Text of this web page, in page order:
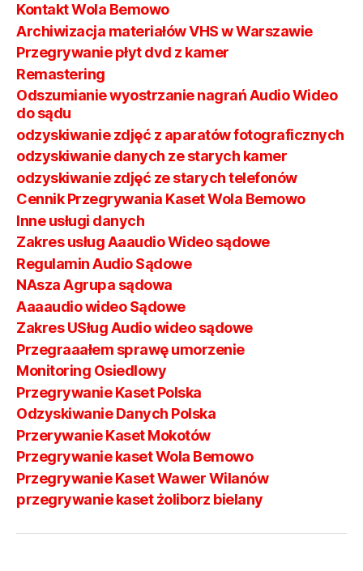
Kontakt Wola Bemowo
Archiwizacja materiałów VHS w Warszawie
Przegrywanie płyt dvd z kamer
Remastering
Odszumianie wyostrzanie nagrań Audio Wideo
do sądu
odzyskiwanie zdjęć z aparatów fotograficznych
odzyskiwanie danych ze starych kamer
odzyskiwanie zdjęć ze starych telefonów
Cennik Przegrywania Kaset Wola Bemowo
Inne usługi danych
Zakres usług Aaaudio Wideo sądowe
Regulamin Audio Sądowe
NAsza Agrupa sądowa
Aaaaudio wideo Sądowe
Zakres USług Audio wideo sądowe
Przegraaałem sprawę umorzenie
Monitoring Osiedlowy
Przegrywanie Kaset Polska
Odzyskiwanie Danych Polska
Przerywanie Kaset Mokotów
Przegrywanie kaset Wola Bemowo
Przegrywanie Kaset Wawer Wilanów
przegrywanie kaset żoliborz bielany